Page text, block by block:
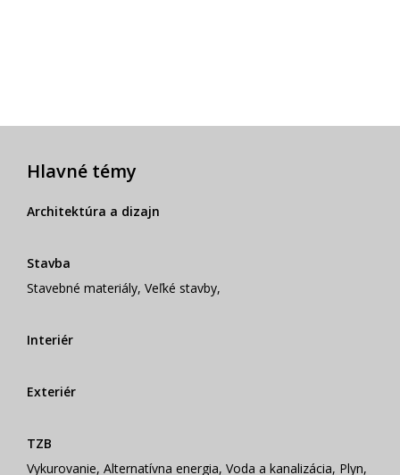
Hlavné témy
Architektúra a dizajn
Stavba
Stavebné materiály, Veľké stavby,
Interiér
Exteriér
TZB
Vykurovanie, Alternatívna energia, Voda a kanalizácia, Plyn,